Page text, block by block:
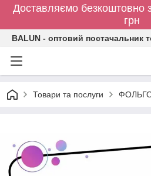
Доставляємо безкоштовно
грн
BALUN - оптовий постачальник
Товари та послуги